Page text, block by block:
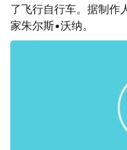
了飞行自行车。据制作
家朱尔斯•沃纳。